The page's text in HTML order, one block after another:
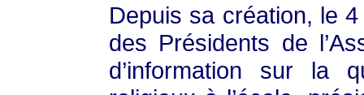
Depuis sa création, le
des Présidents de
d’information sur la